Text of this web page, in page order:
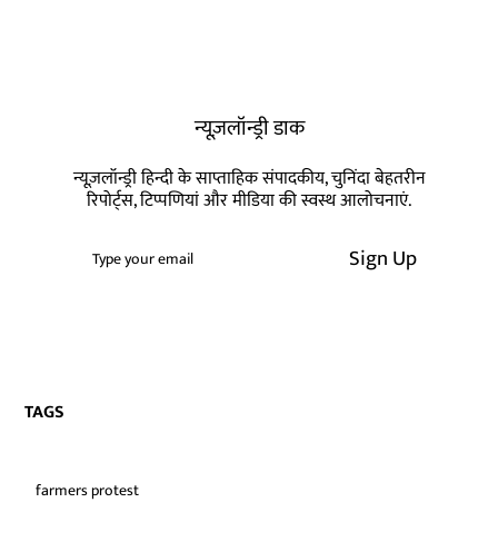
न्यूज़लॉन्ड्री डाक
न्यूज़लॉन्ड्री हिन्दी के साप्ताहिक संपादकीय, चुनिंदा बेहतरीन
रिपोर्ट्स, टिप्पणियां और मीडिया की स्वस्थ आलोचनाएं.
Sign Up
TAGS
farmers protest